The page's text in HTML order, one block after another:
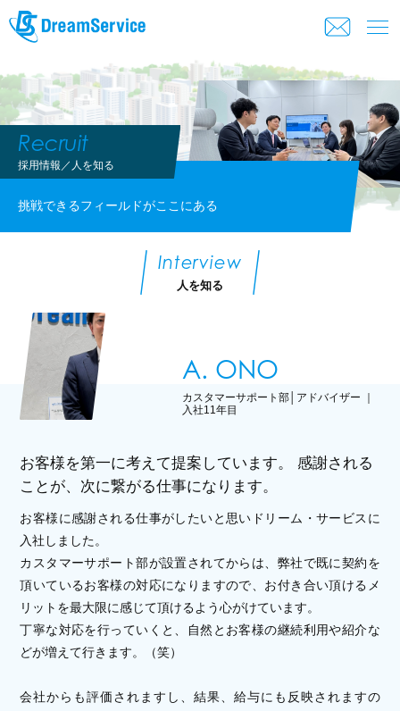
Recruit
採用情報／人を知る
挑戦できるフィールドがここにある
Interview
人を知る
A. ONO
カスタマーサポート部│アドバイザー ｜
入社11年目
お客様を第一に考えて提案しています。
感謝される
ことが、次に繋がる仕事になります。
お客様に感謝される仕事がしたいと思いドリーム・サービスに
入社しました。
カスタマーサポート部が設置されてからは、弊社で既に契約を
頂いているお客様の対応になりますので、お付き合い頂けるメ
リットを最大限に感じて頂けるよう心がけています。
丁寧な対応を行っていくと、自然とお客様の継続利用や紹介な
どが増えて行きます。（笑）
会社からも評価されますし、結果、給与にも反映されますの